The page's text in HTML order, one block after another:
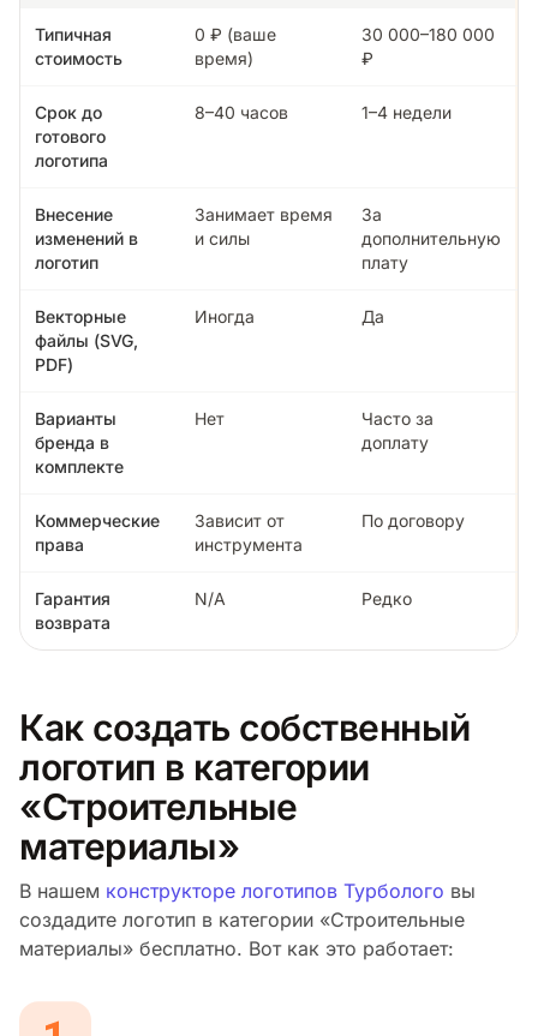
Типичная
стоимость
0 ₽ (ваше
время)
30 000–180 000
₽
Срок до
готового
логотипа
8–40 часов 1–4 недели
Внесение
изменений в
логотип
Занимает время
и силы
За
дополнительную
плату
Векторные
файлы (SVG,
PDF)
Иногда Да
Варианты
бренда в
комплекте
Нет
Часто за
доплату
Коммерческие
права
Зависит от
инструмента
По договору
Гарантия
возврата
N/A Редко
Как создать собственный
логотип в категории
«Строительные
материалы»
В нашем конструкторе логотипов Турболого вы
создадите логотип в категории «Строительные
материалы» бесплатно. Вот как это работает: